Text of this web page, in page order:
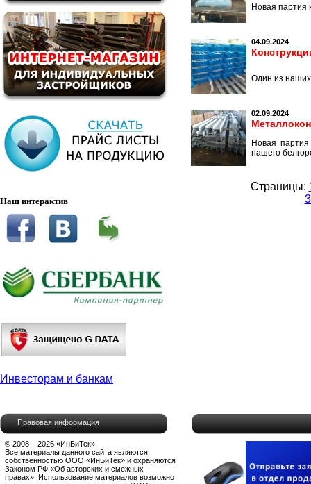
Наш интерактив
Инвесторам и банкам
Новая партия
04.09.2024
Один из наших
02.09.2024
Новая партия
нашего
Страницы:
Правовая информация
© 2008 – 2026 «ИнБиТек»
Все материалы данного сайта являются
собственностью ООО «ИнБиТек» и охраняются
Законом РФ «Об авторских и смежных
правах». Использование материалов возможно